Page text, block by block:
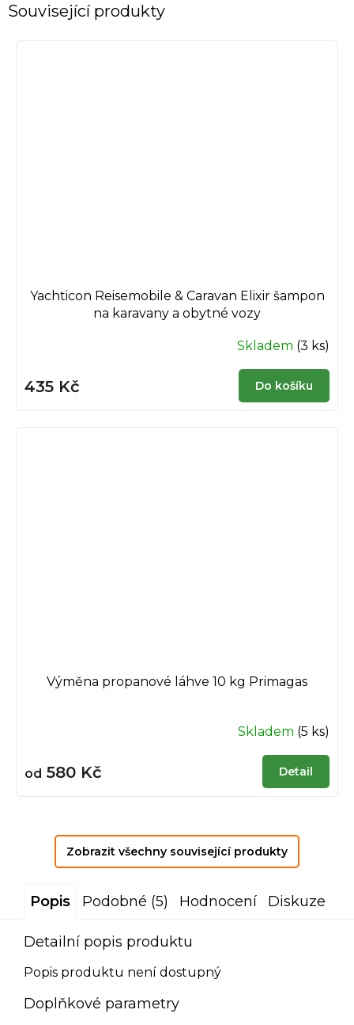
Související produkty
Yachticon Reisemobile & Caravan Elixir šampon
na karavany a obytné vozy
Skladem (3 ks)
435 Kč Do košíku
Výměna propanové láhve 10 kg Primagas
Skladem (5 ks)
od 580 Kč Detail
Zobrazit všechny související produkty
Popis Podobné (5) Hodnocení Diskuze
Detailní popis produktu
Popis produktu není dostupný
Doplňkové parametry